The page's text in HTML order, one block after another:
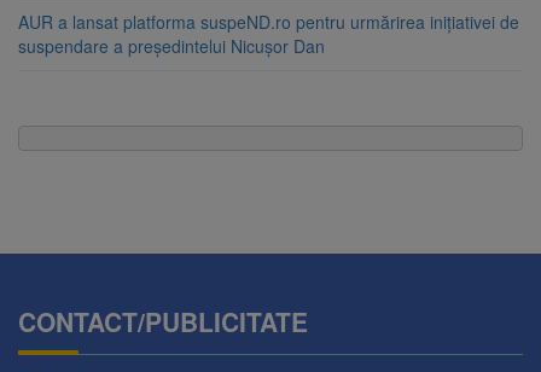
AUR a lansat platforma suspeND.ro pentru urmărirea inițiativei de
suspendare a președintelui Nicușor Dan
CONTACT/PUBLICITATE